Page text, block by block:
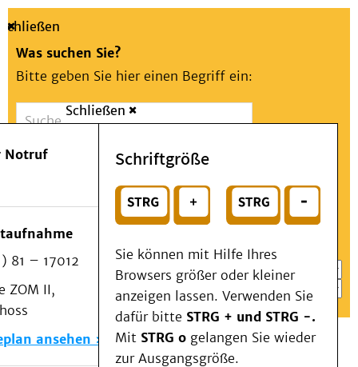
Suche
Schließen
Was suchen Sie?
Bitte geben Sie hier einen Begriff ein:
Suchen
oder
Wählen Sie ein Thema für Ihren Schnelleinstieg
Notfall
Schließen
Notruf
81 – 17012
ZOM II,
ansehen
Schriftgröße
Sie können mit Hilfe Ihres
Browsers größer oder kleiner
anzeigen lassen. Verwenden Sie
dafür bitte STRG + und STRG -.
Mit STRG o gelangen Sie wieder
zur Ausgangsgröße.
Menü
Patienten & Besucher
Kliniken/Institute/Zentren
Als Patient am UKD
Beratung und Unterstützung
Veranstaltungen
Kommunikation im Medizinwesen (KIM)
Notfall
Forschung & Lehre